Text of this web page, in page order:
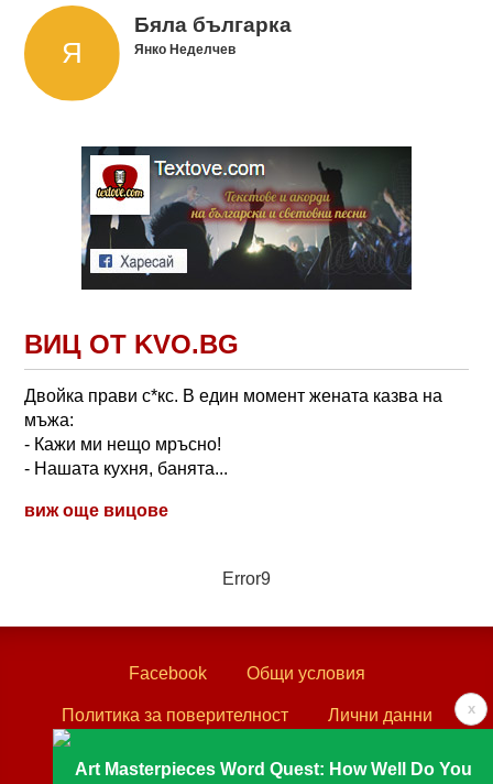
Бяла българка
Янко Неделчев
ВИЦ ОТ KVO.BG
Двойка прави с*кс. В един момент жената казва на
мъжа:
- Кажи ми нещо мръсно!
- Нашата кухня, банята...
виж още вицове
Error9
x
Art Masterpieces Word Quest: How Well Do You
Facebook Общи условия
Политика за поверителност Лични данни